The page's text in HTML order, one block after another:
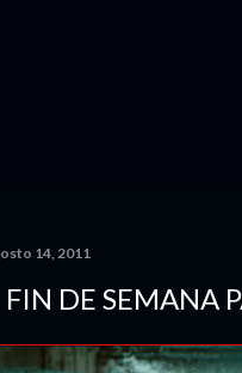
14, 2011
FIN DE SEMANA